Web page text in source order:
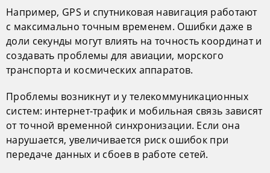
Например, GPS и спутниковая навигация работают
с максимально точным временем. Ошибки даже в
доли секунды могут влиять на точность координат и
создавать проблемы для авиации, морского
транспорта и космических аппаратов.
Проблемы возникнут и у телекоммуникационных
систем: интернет-трафик и мобильная связь зависят
от точной временной синхронизации. Если она
нарушается, увеличивается риск ошибок при
передаче данных и сбоев в работе сетей.